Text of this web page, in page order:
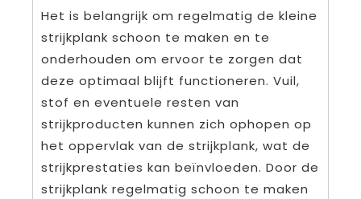
Het is belangrijk om regelmatig de kleine
strijkplank schoon te maken en te
onderhouden om ervoor te zorgen dat
deze optimaal blijft functioneren. Vuil,
stof en eventuele resten van
strijkproducten kunnen zich ophopen op
het oppervlak van de strijkplank, wat de
strijkprestaties kan beïnvloeden. Door de
strijkplank regelmatig schoon te maken